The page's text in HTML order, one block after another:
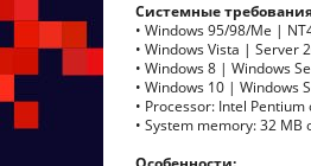
Системные
• Windows 95/98/Me |
• Windows Vista | Server
• Windows 8 | Windows
• Windows 10 | Windows
• Processor: Intel
• System memory: 32